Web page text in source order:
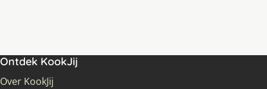
Ontdek KookJij
Over KookJij